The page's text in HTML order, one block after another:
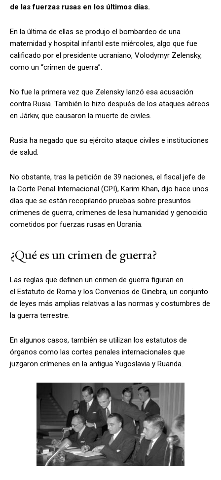
de las fuerzas rusas en los últimos días.
En la última de ellas se produjo el bombardeo de una
maternidad y hospital infantil este miércoles, algo que fue
calificado por el presidente ucraniano, Volodymyr Zelensky,
como un “crimen de guerra”.
No fue la primera vez que Zelensky lanzó esa acusación
contra Rusia. También lo hizo después de los ataques aéreos
en Járkiv, que causaron la muerte de civiles.
Rusia ha negado que su ejército ataque civiles e instituciones
de salud.
No obstante, tras la petición de 39 naciones, el fiscal jefe de
la Corte Penal Internacional (CPI), Karim Khan, dijo hace unos
días que se están recopilando pruebas sobre presuntos
crímenes de guerra, crímenes de lesa humanidad y genocidio
cometidos por fuerzas rusas en Ucrania.
¿Qué es un crimen de guerra?
Las reglas que definen un crimen de guerra figuran en
el Estatuto de Roma y los Convenios de Ginebra, un conjunto
de leyes más amplias relativas a las normas y costumbres de
la guerra terrestre.
En algunos casos, también se utilizan los estatutos de
órganos como las cortes penales internacionales que
juzgaron crímenes en la antigua Yugoslavia y Ruanda.